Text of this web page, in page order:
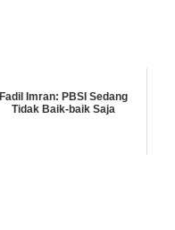
Fadil Imran: PBSI Sedang
Tidak Baik-baik Saja